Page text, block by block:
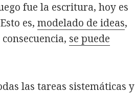
fue la escritura, hoy es
es,modelado de ideas,
se puede
las tareas sistemáticas y